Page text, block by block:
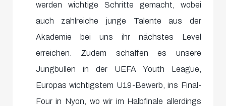
werden wichtige Schritte gemacht, wobei
auch zahlreiche junge Talente aus der
Akademie bei uns ihr nächstes Level
erreichen. Zudem schaffen es unsere
Jungbullen in der UEFA Youth League,
Europas wichtigstem U19-Bewerb, ins Final-
Four in Nyon, wo wir im Halbfinale allerdings